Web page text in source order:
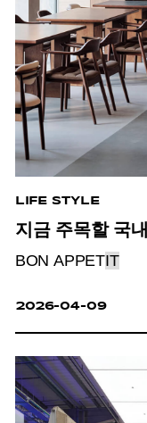
LIFE STYLE
지금 주목할 국
BON APPETIT
2026-04-09